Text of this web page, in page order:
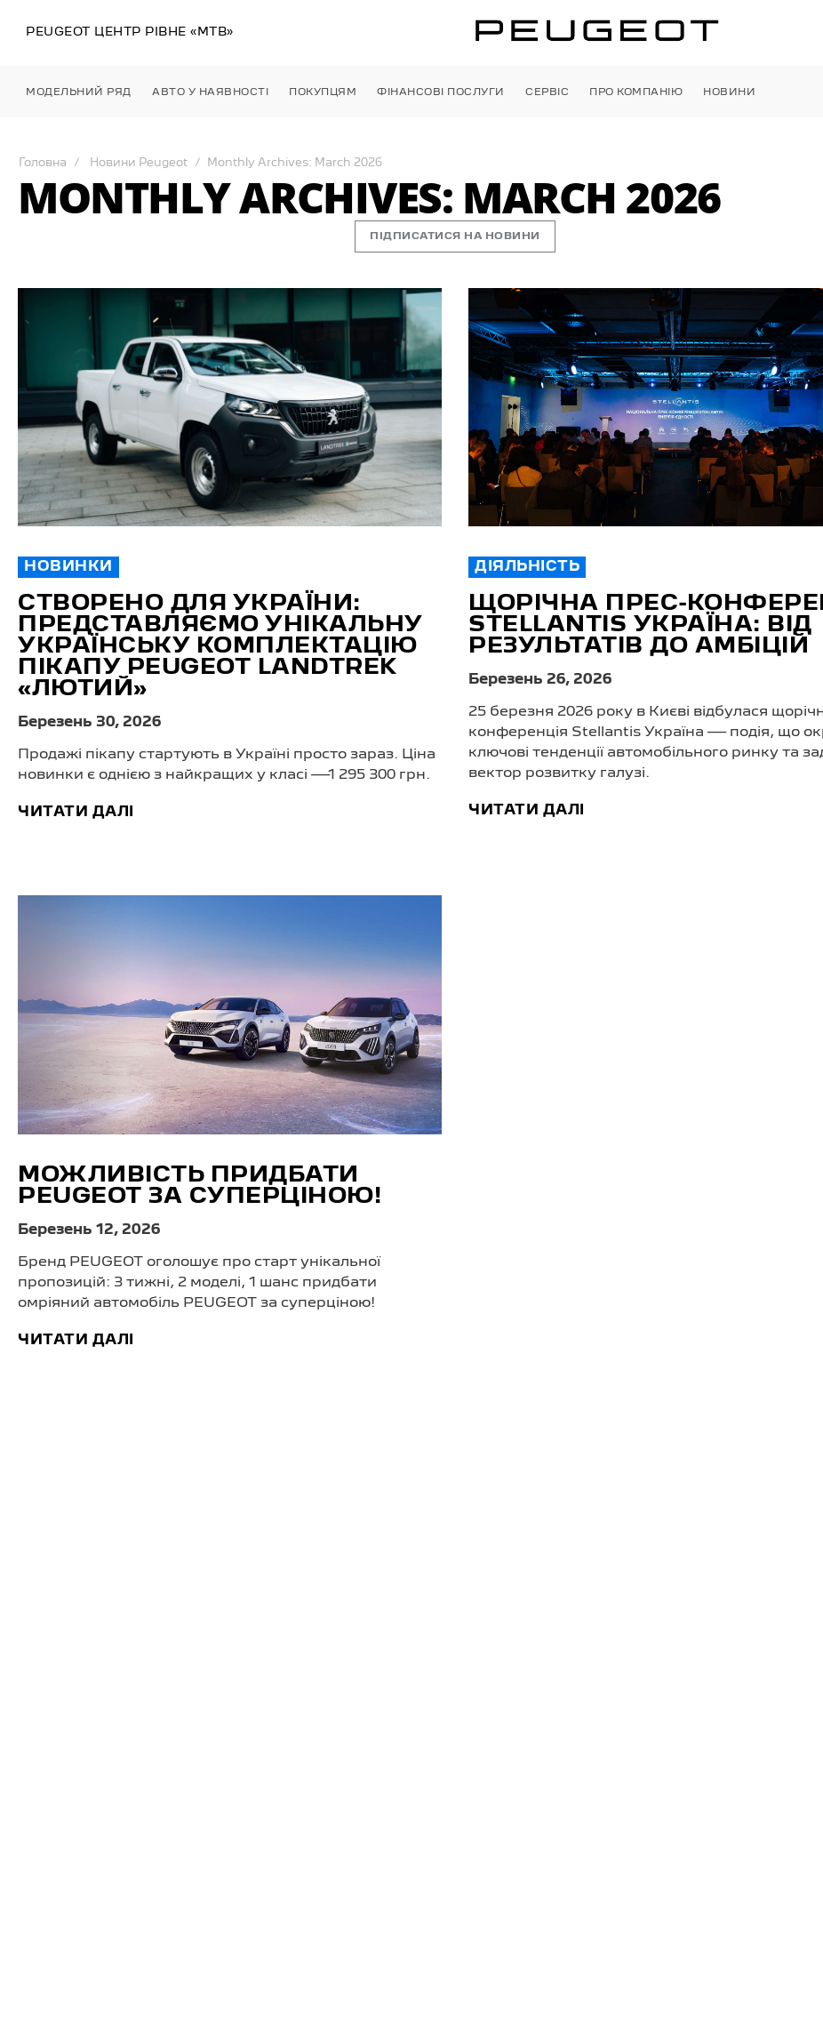
PEUGEOT ЦЕНТР РІВНЕ «МТВ»
МОДЕЛЬНИЙ РЯД АВТО У НАЯВНОСТІ ПОКУПЦЯМ ФІНАНСОВІ ПОСЛУГИ СЕРВІС ПРО КОМПАНІЮ НОВИНИ
Головна Новини Peugeot Monthly Archives: March 2026
MONTHLY ARCHIVES: MARCH 2026
ПІДПИСАТИСЯ НА НОВИНИ
НОВИНКИ
СТВОРЕНО ДЛЯ УКРАЇНИ:
ПРЕДСТАВЛЯЄМО УНІКАЛЬНУ
УКРАЇНСЬКУ КОМПЛЕКТАЦІЮ
ПІКАПУ PEUGEOT LANDTREK
«ЛЮТИЙ»
Березень 30, 2026
Продажі пікапу стартують в Україні просто зараз. Ціна
новинки є однією з найкращих у класі —1 295 300 грн.
ЧИТАТИ ДАЛІ
ДІЯЛЬНІСТЬ
ЩОРІЧНА ПРЕС-
STELLANTIS УКРАЇНА: ВІД
РЕЗУЛЬТАТІВ ДО АМБІЦІЙ
Березень 26, 2026
25 березня 2026 року в Києві відбулася
конференція Stellantis Україна — подія, що
ключові тенденції автомобільного ринку та
вектор розвитку галузі.
ЧИТАТИ ДАЛІ
МОЖЛИВІСТЬ ПРИДБАТИ
PEUGEOT ЗА СУПЕРЦІНОЮ!
Березень 12, 2026
Бренд PEUGEOT оголошує про старт унікальної
пропозицій: 3 тижні, 2 моделі, 1 шанс придбати
омріяний автомобіль PEUGEOT за суперціною!
ЧИТАТИ ДАЛІ